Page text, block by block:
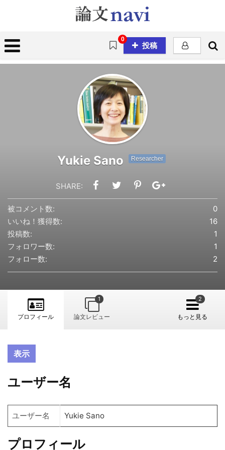
投稿
0
Yukie Sano Researcher
SHARE:
被コメント数:
0
いいね！獲得数:
16
投稿数:
1
フォロワー数:
1
フォロー数:
2
プロフィール 論文レビュー
1
もっと見る
表示
ユーザー名
ユーザー名 Yukie Sano
プロフィール